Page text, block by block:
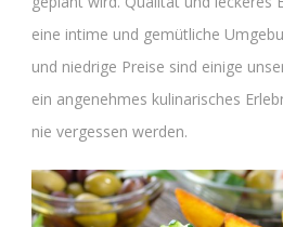
eine intime und gemütliche
und niedrige Preise sind einige
ein angenehmes kulinarisches
nie vergessen werden.